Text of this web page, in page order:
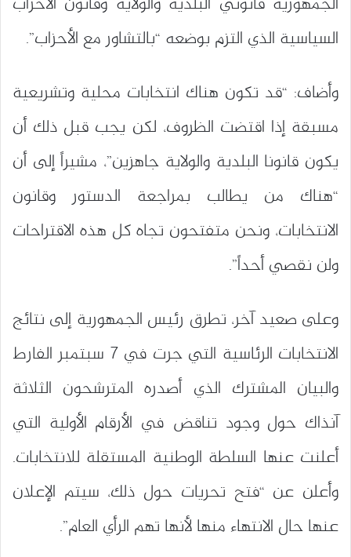
السياسية الذي التزم بوضعه “بالتشاور مع الأحزاب”.
وأضاف: “قد تكون هناك انتخابات محلية وتشريعية
مسبقة إذا اقتضت الظروف، لكن يجب قبل ذلك أن
يكون قانونا البلدية والولاية جاهزين”، مشيراً إلى أن
“هناك من يطالب بمراجعة الدستور وقانون
الانتخابات، ونحن متفتحون تجاه كل هذه الاقتراحات
ولن نقصي أحداً”.
وعلى صعيد آخر، تطرق رئيس الجمهورية إلى نتائج
الانتخابات الرئاسية التي جرت في 7 سبتمبر الفارط
والبيان المشترك الذي أصدره المترشحون الثلاثة
آنذاك حول وجود تناقض في الأرقام الأولية التي
أعلنت عنها السلطة الوطنية المستقلة للانتخابات.
وأعلن عن “فتح تحريات حول ذلك، سيتم الإعلان
عنها حال الانتهاء منها لأنها تهم الرأي العام”.